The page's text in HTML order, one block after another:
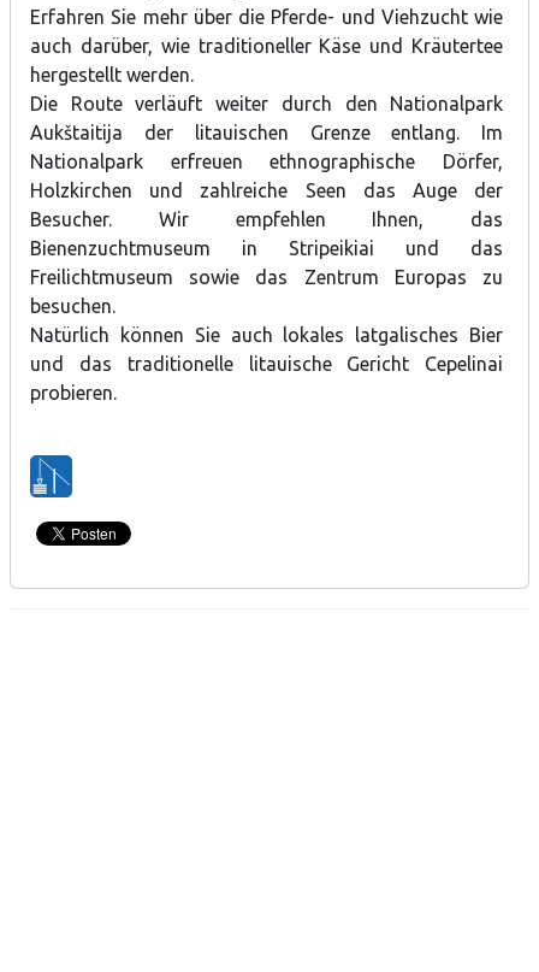
Erfahren Sie mehr über die Pferde- und Viehzucht wie
auch darüber, wie traditioneller Käse und Kräutertee
hergestellt werden.
Die Route verläuft weiter durch den Nationalpark
Aukštaitija der litauischen Grenze entlang. Im
Nationalpark erfreuen ethnographische Dörfer,
Holzkirchen und zahlreiche Seen das Auge der
Besucher. Wir empfehlen Ihnen, das
Bienenzuchtmuseum in Stripeikiai und das
Freilichtmuseum sowie das Zentrum Europas zu
besuchen.
Natürlich können Sie auch lokales latgalisches Bier
und das traditionelle litauische Gericht Cepelinai
probieren.